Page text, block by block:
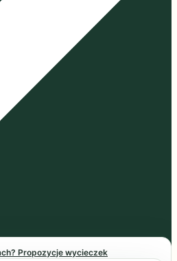
Propozycje wycieczek